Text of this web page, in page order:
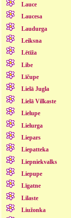
Lauce
Laucesa
Laudurga
Leiksna
Lētīža
Libe
Līčupe
Lielā Jugla
Lielā Vilkaste
Lielupe
Lielurga
Liepars
Liepatteka
Liepniekvalks
Liepupe
Līgatne
Lilaste
Liužonka